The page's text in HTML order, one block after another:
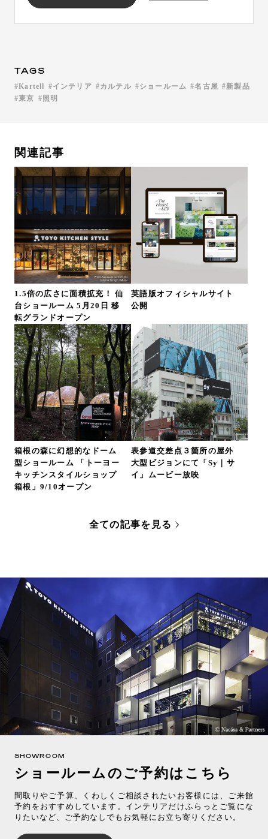
TAGS
Kartell インテリア カルテル ショールーム 名古屋
新製品
東京
照明
関連記事
1.5倍の広さに面積拡充！ 仙
台ショールーム 5月20日 移
転グランドオープン
英語版オフィシャルサイト
公開
箱根の森に幻想的なドーム
型ショールーム 「トーヨー
キッチンスタイルショップ
箱根」9/10オープン
表参道交差点３箇所の屋外
大型ビジョンにて「Sy｜サ
イ」ムービー放映
全ての記事を見る
SHOWROOM
ショールームのご予約はこちら
間取りやご予算、くわしくご相談されたいお客様には、ご来館
予約をおすすめしています。インテリアだけふらっとご覧にな
りたいなど、ご予約なしでもお気軽にお立ち寄りください。